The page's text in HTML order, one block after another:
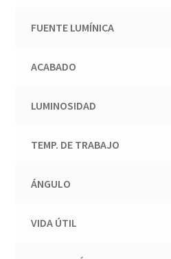
FUENTE LUMÍNICA
ACABADO
LUMINOSIDAD
TEMP. DE TRABAJO
ÁNGULO
VIDA ÚTIL